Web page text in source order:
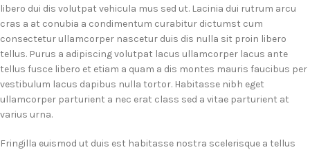
libero dui dis volutpat vehicula mus sed ut. Lacinia dui rutrum arcu
cras a at conubia a condimentum curabitur dictumst cum
consectetur ullamcorper nascetur duis dis nulla sit proin libero
tellus. Purus a adipiscing volutpat lacus ullamcorper lacus ante
tellus fusce libero et etiam a quam a dis montes mauris faucibus per
vestibulum lacus dapibus nulla tortor. Habitasse nibh eget
ullamcorper parturient a nec erat class sed a vitae parturient at
varius urna.
Fringilla euismod ut duis est habitasse nostra scelerisque a tellus